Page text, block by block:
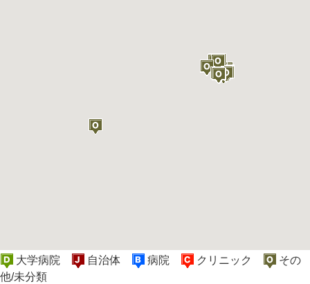
大学病院 自治体 病院 クリニック
その
他/未分類